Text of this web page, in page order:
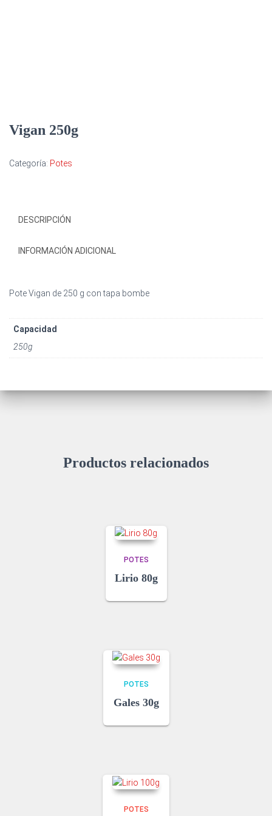
Vigan 250g
Categoría: Potes
DESCRIPCIÓN
INFORMACIÓN ADICIONAL
Pote Vigan de 250 g con tapa bombe
Capacidad
250g
Productos relacionados
POTES
Lirio 80g
POTES
Gales 30g
POTES